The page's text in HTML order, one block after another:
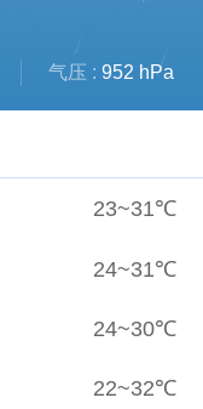
气压 : 952 hPa
23~31℃
24~31℃
24~30℃
22~32℃